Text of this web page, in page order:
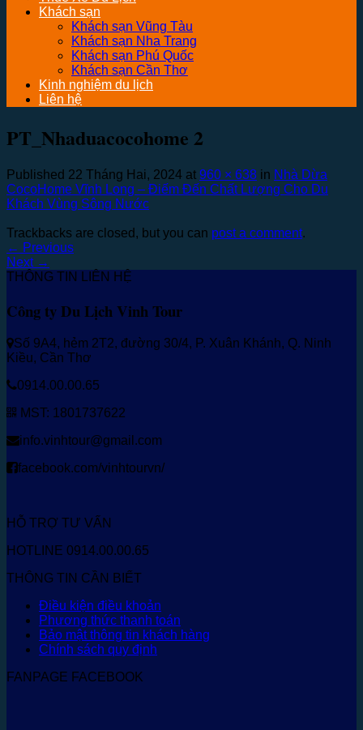
Khách sạn
Khách sạn Vũng Tàu
Khách sạn Nha Trang
Khách sạn Phú Quốc
Khách sạn Cần Thơ
Kinh nghiệm du lịch
Liên hệ
PT_Nhaduacocohome 2
Published 22 Tháng Hai, 2024 at 960 × 638 in Nhà Dừa
CocoHome Vĩnh Long – Điếm Đến Chất Lượng Cho Du
Khách Vùng Sông Nước
Trackbacks are closed, but you can post a comment.
← Previous
Next →
THÔNG TIN LIÊN HỆ
Công ty Du Lịch Vinh Tour
Số 9A4, hẻm 2T2, đường 30/4, P. Xuân Khánh, Q. Ninh
Kiều, Cần Thơ
0914.00.00.65
MST: 1801737622
info.vinhtour@gmail.com
facebook.com/vinhtourvn/
HỖ TRỢ TƯ VẤN
HOTLINE 0914.00.00.65
THÔNG TIN CẦN BIẾT
Điều kiện điều khoản
Phương thức thanh toán
Bảo mật thông tin khách hàng
Chính sách quy định
FANPAGE FACEBOOK